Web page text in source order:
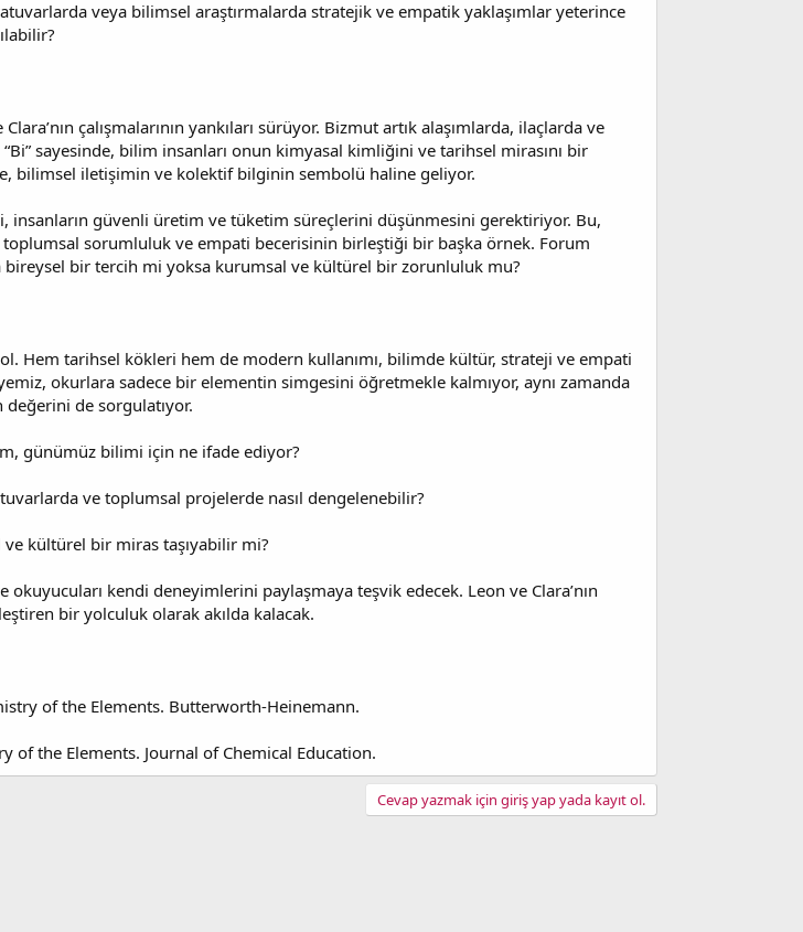
veya bilimsel araştırmalarda stratejik ve empatik yaklaşımlar yeterince
çalışmalarının yankıları sürüyor. Bizmut artık alaşımlarda, ilaçlarda ve
sayesinde, bilim insanları onun kimyasal kimliğini ve tarihsel mirasını bir
bilimsel iletişimin ve kolektif bilginin sembolü haline geliyor.
insanların güvenli üretim ve tüketim süreçlerini düşünmesini gerektiriyor. Bu,
toplumsal sorumluluk ve empati becerisinin birleştiği bir başka örnek. Forum
bireysel bir tercih mi yoksa kurumsal ve kültürel bir zorunluluk mu?
Hem tarihsel kökleri hem de modern kullanımı, bilimde kültür, strateji ve empati
okurlara sadece bir elementin simgesini öğretmekle kalmıyor, aynı zamanda
de sorgulatıyor.
günümüz bilimi için ne ifade ediyor?
ve toplumsal projelerde nasıl dengelenebilir?
kültürel bir miras taşıyabilir mi?
kendi deneyimlerini paylaşmaya teşvik edecek. Leon ve Clara’nın
bir yolculuk olarak akılda kalacak.
of the Elements. Butterworth-Heinemann.
of the Elements. Journal of Chemical Education.
Cevap yazmak için giriş yap yada kayıt ol.